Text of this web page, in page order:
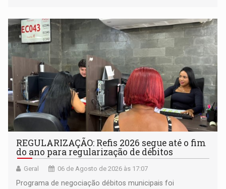
Goiás
REGULARIZAÇÃO: Refis 2026 segue até o fim
do ano para regularização de débitos
Geral 06 de Agosto de 2026 às 17:07
Programa de negociação débitos municipais foi